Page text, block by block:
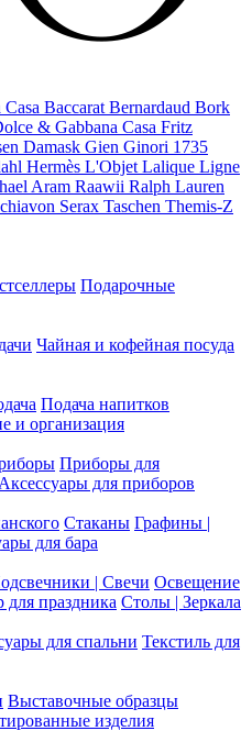
Baccarat Bernardaud Bork
& Gabbana Casa Fritz
Damask Gien Ginori 1735
Hermès L'Objet Lalique Ligne
Aram Raawii Ralph Lauren
Serax Taschen Themis-Z
Подарочные
Чайная и кофейная посуда
Подача напитков
и организация
Приборы для
Аксессуары для приборов
Стаканы Графины |
для бара
| Свечи Освещение
для праздника Столы | Зеркала
для спальни Текстиль для
Выставочные образцы
изделия